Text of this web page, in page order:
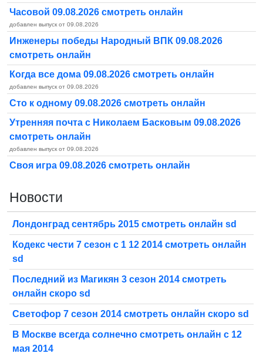
Часовой 09.08.2026 смотреть онлайн
добавлен выпуск от 09.08.2026
Инженеры победы Народный ВПК 09.08.2026
смотреть онлайн
Когда все дома 09.08.2026 смотреть онлайн
добавлен выпуск от 09.08.2026
Сто к одному 09.08.2026 смотреть онлайн
Утренняя почта с Николаем Басковым 09.08.2026
смотреть онлайн
добавлен выпуск от 09.08.2026
Своя игра 09.08.2026 смотреть онлайн
Новости
Лондонград сентябрь 2015 смотреть онлайн sd
Кодекс чести 7 сезон с 1 12 2014 смотреть онлайн
sd
Последний из Магикян 3 сезон 2014 смотреть
онлайн скоро sd
Светофор 7 сезон 2014 смотреть онлайн скоро sd
В Москве всегда солнечно смотреть онлайн с 12
мая 2014